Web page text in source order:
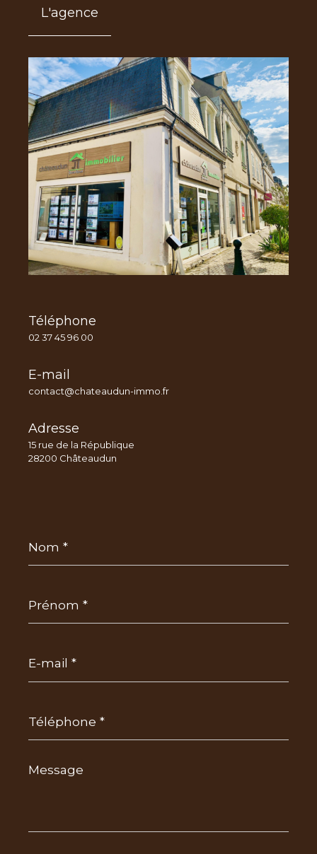
L'agence
Téléphone
02 37 45 96 00
E-mail
contact@chateaudun-immo.fr
Adresse
15 rue de la République
28200 Châteaudun
*
*
mail
*
Message
*